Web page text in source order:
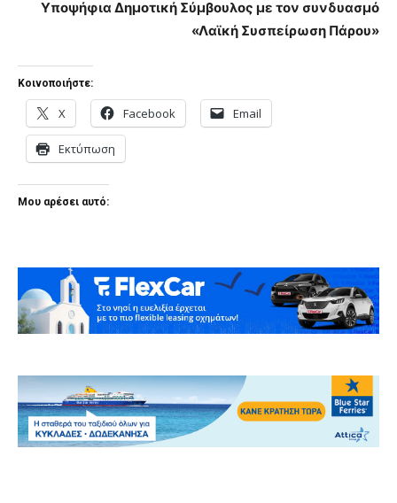
Υποψήφια Δημοτική Σύμβουλος με τον συνδυασμό
«Λαϊκή Συσπείρωση Πάρου»
Κοινοποιήστε:
X Facebook Email
Εκτύπωση
Μου αρέσει αυτό: